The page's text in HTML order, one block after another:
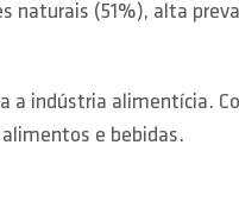
(51%), alta
indústria alimentícia.
e bebidas.